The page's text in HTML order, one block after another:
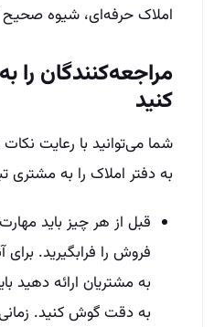
املاک حرفه‌ای، شیوه
مراجعه‌کنندگان را
کنید
شما می‌توانید با رعایت
به دفتر املاک را به مشتری
قبل از هر چیز باید
فروش را فرابگیرید. برای
به مشتریان ارائه دهید
به دقت گوش کنید.